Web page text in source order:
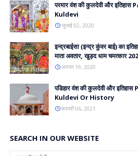
परमार वंश की कुलदेवी और
Kuldevi
जुलाई 02, 2020
इन्द्रबाईसा (इन्द्र कुंवर बाई) का
माता अवतार, खुड़द धाम चमत्कार
अगस्त 19, 2020
पडिहार वंश की कुलदेवी और
Kuldevi Or History
फ़रवरी 06, 2021
SEARCH IN OUR WEBSITE